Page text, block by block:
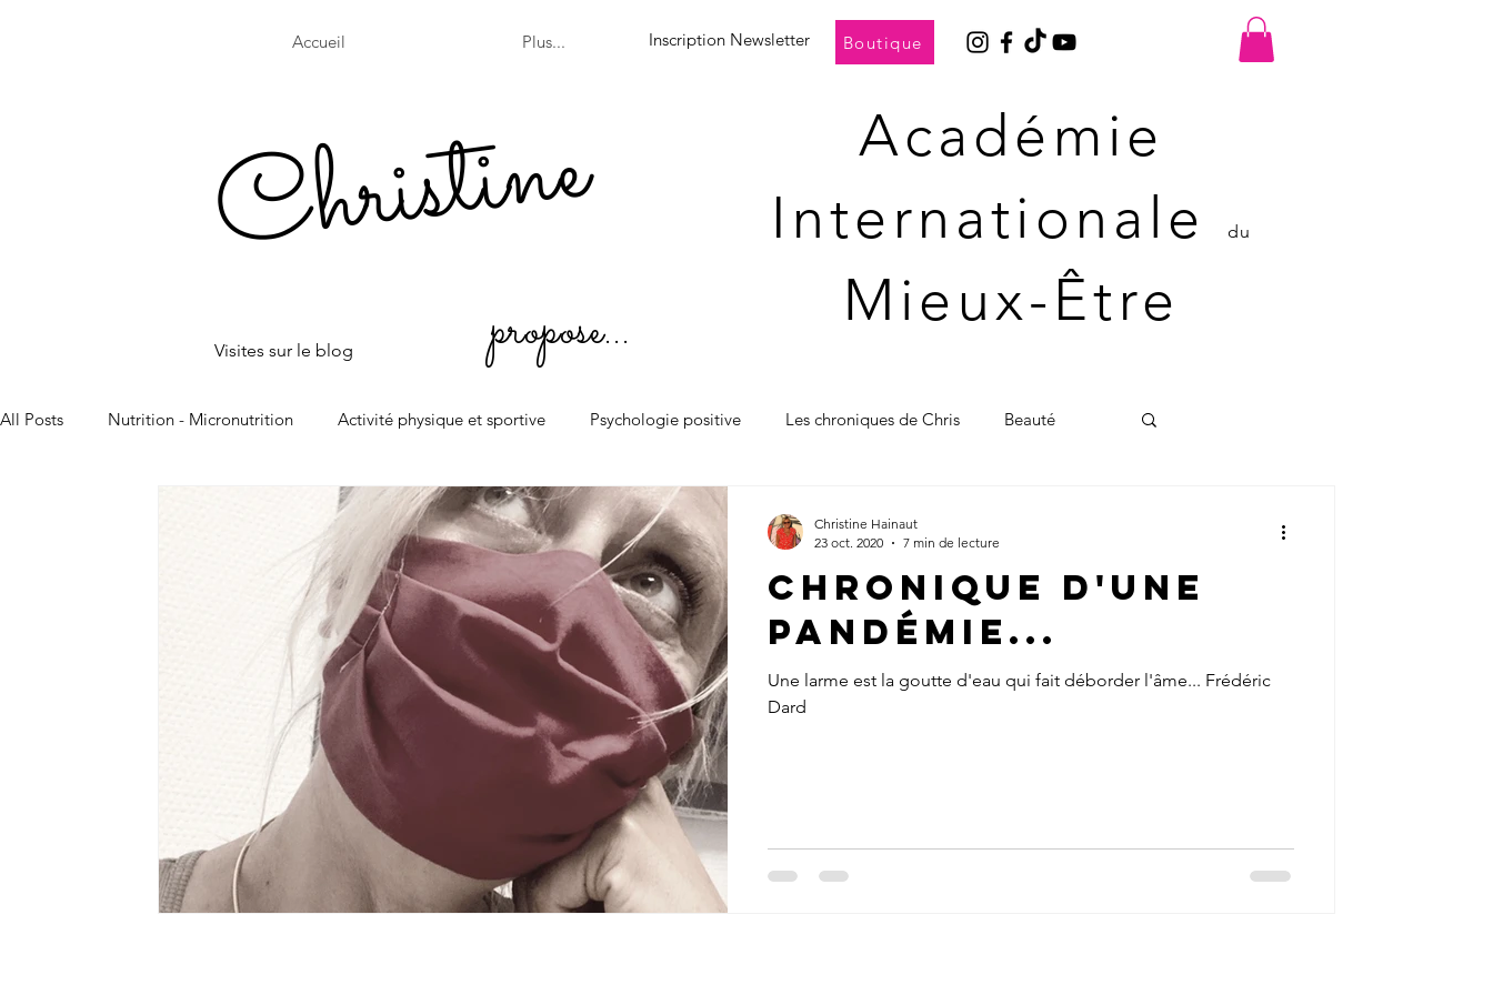
Accueil Plus... Inscription Newsletter Boutique
Christine
Visites sur le blog propose...
Académie
Internationale
du
Mieux-Être
All Posts Nutrition - Micronutrition Activité physique et sportive Psychologie positive Les chroniques de Chris Beauté
Mamie blue Pédagogie
Chronique d'une
pandémie...
Une larme est la goutte d'eau qui fait déborder l'âme... Frédéric
Dard
Christine Hainaut
23 oct. 2020
7 min de lecture